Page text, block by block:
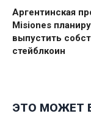
Аргентинская
Misiones
выпустить
стейблкоин
ЭТО МОЖЕТ